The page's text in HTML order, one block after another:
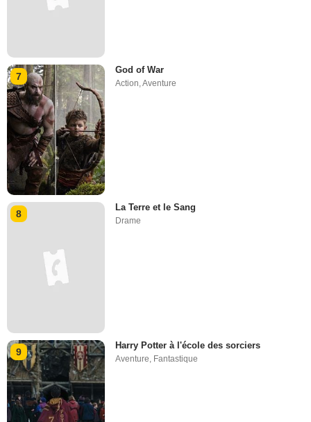
7
God of War
Action,Aventure
8
La Terre et le Sang
Drame
9
Harry Potter à l'école des sorciers
Aventure Fantastique